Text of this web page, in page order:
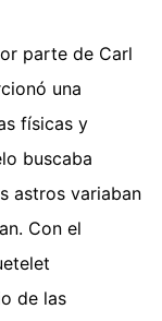
parte de Carl
una
físicas y
buscaba
astros variaban
Con el
de las